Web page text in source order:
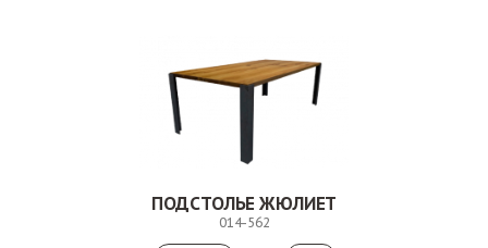
ПОДСТОЛЬЕ ЖЮЛИЕТ
014-562